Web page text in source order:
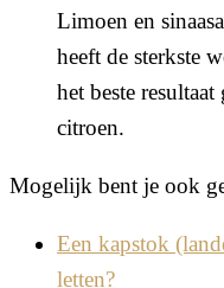
Limoen en
heeft de sterkste
het beste
citroen.
Mogelijk bent je ook
Een kapstok
letten?